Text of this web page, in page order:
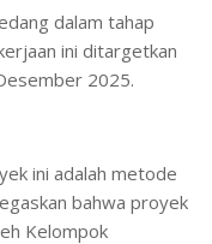
dalam tahap
ini ditargetkan
2025.
ini adalah metode
bahwa proyek
Kelompok